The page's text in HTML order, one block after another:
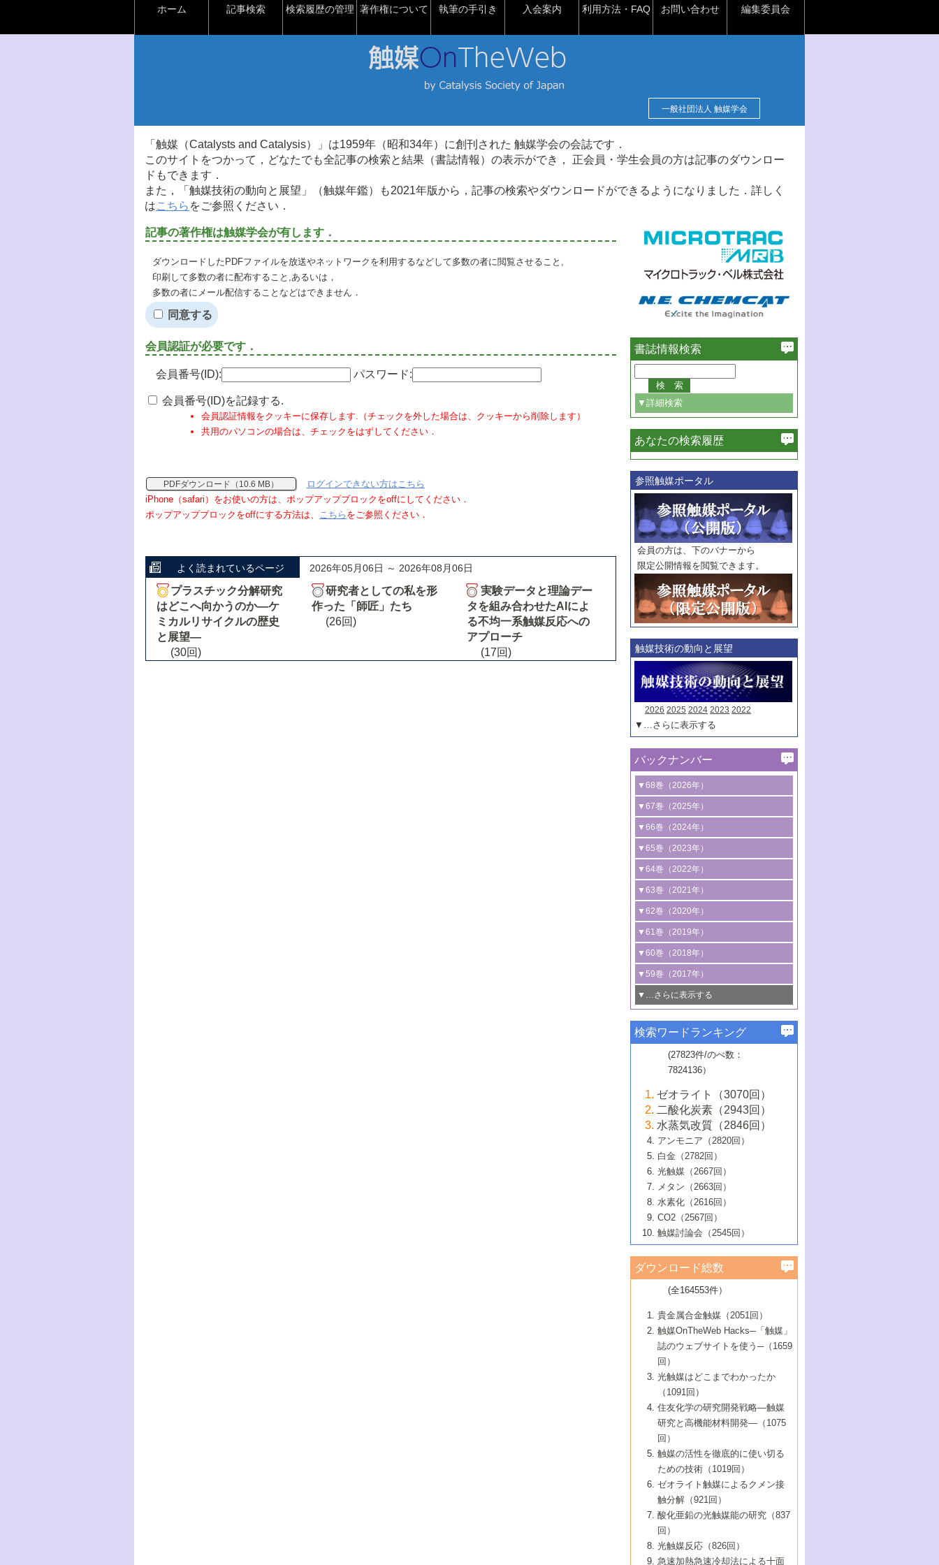
ホーム 記事検索 検索履歴の管理 著作権について 執筆の手引き 入会案内 利用方法・FAQ お問い合わせ 編集委員会
一般社団法人 触媒学会
「触媒（Catalysts and Catalysis）」は1959年（昭和34年）に創刊された 触媒学会の会誌です．
このサイトをつかって，どなたでも全記事の検索と結果（書誌情報）の表示ができ， 正会員・学生会員の方は記事のダウンロー
ドもできます．
また，「触媒技術の動向と展望」（触媒年鑑）も2021年版から，記事の検索やダウンロードができるようになりました．詳しく
はこちら をご参照ください．
記事の著作権は触媒学会が有します．
ダウンロードしたPDFファイルを放送やネットワークを利用するなどして多数の者に閲覧させること,
印刷して多数の者に配布すること,あるいは，
多数の者にメール配信することなどはできません．
同意する
会員認証が必要です．
会員番号(ID): パスワード:
会員番号(ID)を記録する.
会員認証情報をクッキーに保存します.（チェックを外した場合は、クッキーから削除します）
共用のパソコンの場合は、チェックをはずしてください．
PDFダウンロード（10.6 MB）
ログインできない方はこちら
iPhone（safari）をお使いの方は、ポップアップブロックをoffにしてください．
ポップアップブロックをoffにする方法は、 こちら をご参照ください．
よく読まれているページ 2026年05月06日 ～ 2026年08月06日
プラスチック分解研究
はどこへ向かうのか―ケ
ミカルリサイクルの歴史
と展望―
(30回)
研究者としての私を形
作った「師匠」たち
(26回)
実験データと理論デー
タを組み合わせたAIによ
る不均一系触媒反応への
アプローチ
(17回)
書誌情報検索
▼詳細検索
必ず含む
巻・号指定
巻
号
範囲指定
巻
号～
巻
号
触媒年鑑
年度
記事種別
マーク：
マークあり
あなたの検索履歴
参照触媒ポータル
会員の方は、下のバナーから
限定公開情報を閲覧できます。
触媒技術の動向と展望
2026 2025 2024 2023 2022
▼…さらに表示する
バックナンバー
▼68巻（2026年）
1号 過酸化水素合成に関する研究動向
2号 コンピューター技術により加速する
触媒開発
3号 有機分子変換やCO 資源化のための
光触媒に関する最近の研究
B号 第137回触媒討論会（2026年）
▼67巻（2025年）
1号 CO
水素化によるグリーン燃料/グリ
ーンケミカル製造
2号 水素製造のための水分解技術に関す
る最近の研究
3号 オレフィン系樹脂の精密合成に関す
る最新技術
4号 アルコール類の効率的変換を実現す
る非貴金属触媒の研究動向
5号 ゼオライトの合成と応用における研
究動向
6号 ヘテロ接合界面
B号 第135回触媒討論会（2025年）
▼66巻（2024年）
1号 低次元ナノ構造を有する触媒材料
2号 規制反応場を活用した固体触媒研究
の新展開
3号 未踏分子変換を目指した酸化触媒プ
ロセスの最前線
4号 シンクロトロン放射光および中性子
線を利用した触媒解析技術の最先端
5号 単原子触媒
6号 参照触媒委員会からのお知らせ
B号 第133回触媒討論会（2023年）
▼65巻（2023年）
1号 炭素が関わる触媒機能
2号 プラスチックケミカルリサイクルの
ための触媒技術
3号 非酸化物系金属化合物を基盤とした
触媒材料の開発
4号 格子酸素・格子酸素欠陥を利用した
触媒反応
5号 生体触媒によるエネルギー変換反応
6号 窒素とリンの循環のための触媒・機
能性材料
▼64巻（2022年）
1号 合成ガス製造とCOを用いるケミカル
ズ合成の最新動向
2号 化学品合成のための合金触媒開発
3号 CO の排出削減および有効活用のた
めの触媒技術
4号 若手による情報発信企画～とびたて
若き触媒の研究者たち～（1）
若き触媒の研究者たち～（2）
6号 石油のノーブル・ユースを志向した
触媒技術
大学：オンライン・対面開催）
▼63巻（2021年）
1号 金触媒の新展開
2号 ペロブスカイト
3号 特殊反応場を利用した触媒的分子変
換反応
4号 多孔質材料を用いた触媒の新展開
5号 情報学的手法を用いた触媒開発
6号 カーボンニュートラルに向けた電解
技術
B号 第127回触媒討論会（2021年・オン
ライン開催(Zoom)のみ）
▼62巻（2020年）
1号 触媒設計を拓く欠陥構造のキャラク
タリゼーション
2号 機能化学品製造に資するクリーンな
触媒的酸化反応
3号 水処理のための触媒化学
4号 光触媒を用いた水分解の最新の研究
動向
5号 次世代の触媒プロセスを支えるマイ
6号 メタン転換技術の最新動向
B号 第125回触媒討論会（2020年・工学
院大学）
▼61巻（2019年）
1号 物質移動制御に着目した触媒プロセ
ス開発
2号 CO2 フリー水素サプライチェーンに
関わる触媒開発動向
3号 精密高分子合成に関する最近の研究
動向
4号 バイオマス化成品製造のための触媒
5号 固体触媒による含窒素有機化合物変
換の最前線
6号 貴金属使用量低減に向けた自動車排
ガス浄化触媒の開発
B号 第123回触媒討論会（2019年・大阪
▼60巻（2018年）
1号 固体酸触媒の最新の研究動向
2号 二酸化炭素からの有用化学品合成
3号 ナノ粒子・クラスター触媒の最前線
4号 60周年記念企画
5号 進化するゼオライト合成技術
6号 非貴金属系触媒における電気化学的
B号 第121回触媒討論会（2018年・東京
大学）
▼59巻（2017年）
1号 いたるところに，触媒
最先端技術
3号 無機分離膜材料の開発と触媒反応プ
ロセスへの適用
5号 水素のふるまいを解き明かす最先端
研究
6号 低級アルカンの有効利用のための触
媒技術
B号 第119回触媒討論会（2017年・首都
大学東京）
▼…さらに表示する
1号 ユニークな構造の高分子を生み出す触
2号 リグニンからの化成品製造に向けた触
媒技術
3号 触媒研究の最先端～とびたて若き研究
者たち～（1）
4号 触媒研究の最先端～とびたて若き研究
者たち～（2）
5号 触媒研究の最先端～とびたて若き研究
者たち～（3）
6号 イオニクス材料と燃料電池・電解合成
の最新の研究動向
B号 第117回触媒討論会（2016年・大阪府
立大学）
▼57巻（2015年）
1号 水素キャリアにかかわる触媒技術の新
2号 石油精製用触媒の最近の進展
3号 固体酸化物形燃料電池（SOFC）におけ
るアノード触媒上での燃料直接改質技術
4号 コアシェル構造の制御による触媒機能
5号 工業触媒およびその周辺技術の最近の
進歩
6号 ナノシート
B号 第115回触媒討論会（2015年・成蹊大
▼56巻（2014年）
2号 光触媒反応機構に関する最新の研究動
向
開発動向
4号 人工光合成に向けた近年のアプローチ
5号 未利用熱エネルギーの有効活用に貢献
する触媒技術
6号 ポリオキソメタレート
B号 第113回触媒討論会（2014年・ロワジ
ールホテル豊橋）
1号 高耐久性燃料電池システム用触媒にお
ける新展開
2号 リビングラジカル重合の最近の動向
3号 天然ガスの化学工業的展開に関する触
媒技術
4号 貴金属触媒の精密構造制御とその活用
5号 バイオマス化成品製造のための固体触
6号 ナノ空間─吸着状態解析から新機能開拓
B号 第111回触媒討論会（2013年・関西大
▼54巻（2012年）
1号 規則性多孔体の利用技術における最近
の進歩
2号 第109回触媒討論会
3号 貴金属低減技術の最新動向
4号 貴金属代替技術の最新動向
5号 光触媒による物質変換反応の新展開
6号 グラフェン
7号 水素を利用する化成品合成の新潮流
▼53巻（2011年）
1号 金属学から見る合金触媒の新展開
2号 第107回触媒討論会
3号 触媒のその場観察法の進歩（１）
4号 触媒のその場観察法の進歩（２）
5号 不活性結合の触媒的活性化による有機
合成
6号 新しい固体酸触媒技術
7号 ゼオライト合成における最近の進歩
▼52巻（2010年）
1号 触媒の劣化対策と長寿命触媒開発
2号 第105回触媒討論会
3号 ナノ構造が拓く新機能
4号 活性サイトおよびその環境の精密な設
計による触媒の高機能化
5号 触媒を有効に使うための技術
7号 有機分子触媒による精密有機合成
8号 高機能化ポリオレフィンに向けた重合
触媒の最近の進展
1号 炭素材料－熱い注目を集める材料－
2号 第103回触媒討論会
3号 環境浄化用光触媒の現状と課題
4号 水素社会の実現に向けた水素製造・貯
蔵技術の進歩
5号 CO2が関わる触媒・材料
7号 持続可能社会実現のための触媒および
触媒関連技術
▼50巻（2008年）
1号 触媒化学と学会のこの10年，半世紀，
そして未来
2号 第101回触媒討論会
4号 錯体を利用したユニークな表面構造の
構築と機能
5号 若手会員による触媒研究の未来展望1：
企業編
6号 第102回触媒討論会
7号 触媒・化学反応における計算化学の進
8号 若手研究者による触媒研究の未来展望
2：大学・研究所編
▼49巻（2007年）
1号 含フッ素化合物の合成と触媒
2号 第99回触媒討論会
3号 実用的ファインケミカル合成プロセス
を実現する触媒
5号 こんな物質，あんな物質―新たな触媒
の可能性―
7号 『結晶の化学』を活かした触媒研究
8号 イオン液体の応用
▼48巻（2006年）
1号 固体酸触媒の最近の進歩
2号 第97回触媒討論会
3号 リビング重合触媒の最近の展開
5号 水素製造・貯蔵のための触媒技術の新
しい展開
6号 第98回触媒討論会
7号 基礎化学品製造の触媒技術
8号 多機能型リアクター
1号 最近の触媒担体とその効果
2号 第95回触媒討論会
4号 水分解用光触媒材料
5号 時間分解分光の進歩と応用
6号 第96回触媒討論会
8号 超臨界流体を用いた化学プロセスの新
▼46巻（2004年）
1号 部分酸化反応触媒の最前線
2号 第93回触媒討論会
3号 特殊エネルギー場の触媒反応
4号 生体内における金属の触媒作用
5号 ファインケミカルズの展開に寄与する
6号 第94回触媒討論会
7号 サブナノレベルでみた新しい表面現象
8号 オレフィン重合触媒の新たな展
▼45巻（2003年）
1号 なぜこの触媒が良いのか？
2号 第91回触媒討論会
3号 最近の自動車排ガス処理技術
4号 触媒研究の現状と将来─第90回触媒討論
5号 基礎化学品製造の触媒技術
6号 第92回触媒討論会
7号 基礎化学品製造の触媒技術
8号 資源の循環と触媒技術
▼44巻（2002年）
1号 高次制御された触媒の化学
2号 第89回触媒討論会
3号 触媒を利用した電気化学の新展開
4号 ナノ材料の調製と機能化
5号 こんな触媒が欲しい
6号 第90回触媒討論会
7号 触媒研究と学術雑誌/情報
8号 若い世代からみた触媒化学の現状と未
▼43巻（2001年）
1号 グリーンケミストリーと触媒
2号 第87回触媒討論会特集号
3号 生体触媒とバイオプロセス
4号 水素製造・利用の触媒化学
5号 触媒研究における新しい切り口：コン
ビナトリアルケミストリー
6号 第88回触媒討論会特集号
7号 企業における触媒研究のブレークスル
8号 この材料を触媒として使ってみません
▼42巻（2000年）
1号 触媒反応工学の明日を拓く
2号 第85回触媒討論会
3号 反応ダイナミクス
5号 触媒のおもしろさをどのように伝える
6号 第86回触媒討論会
7号 水素化精製触媒の新しい展開
8号 新しい反応性と機能性を目指した金属
クラスタ-化学
▼41巻（1999年）
1号 孔、穴、あな?-特異な空間とその利用-
2号 第83回触媒討論会
3号 均一系触媒反応最前線
4号 実用炭素材料の新展開
5号 研究の方法論を考える
7号 機能性金属材料と触媒
8号 触媒研究へのNMRの応用と展望
▼40巻（1998年）
進展と21世紀への提言/創立40周年記念・触
媒学会この10年の歩みとこれから/創立40周
2号 第81回触媒討論会
3号 計算機触媒化学へのさそい
4号 触媒劣化の制御と予測
5号 最新の実用プロセスと触媒
6号 第82回触媒討論会
1号 均一系と不均一系触媒反応-その特徴と
接点
2号 第79回触媒討論会
3号 最新NO除去触媒の実用化研究
4号 新しい反応場を目指した触媒調製
5号 反応・分離技術の新しい展開
6号 第80回触媒討論会
▼38巻（1996年）
1号 触媒の構造と触媒作用/C1化学を中心と
する21世紀への触媒
3号 オリンピックメダル:金・銀・銅はどん
な触媒作用を示すか
4号 触媒作用における機能の複合化
▼37巻（1995年）
1号 ファインケミカルズと固体触媒
2号 第75回触媒討論会
3号 希土類を利用した触媒
4号 触媒とリサイクル
5号 エネルギー変換触媒
▼36巻（1994年）
1号 電気化学と触媒
2号 第73回触媒討論会
3号 C4化学の展開
4号 《通常号》
▼35巻（1993年）
1号 工業触媒開発マニュアル―探索から工
業化まで
2号 第71回触媒討論会
▼34巻（1992年）
1号 インパクトを与えたこの研究
2号 第69回触媒討論会
▼33巻（1991年）
1号 触媒プロセス開発マニュアル―探索か
▼32巻（1990年）
検索ワードランキング
(27823件/のべ数：
7824136）
ゼオライト（3070回）
二酸化炭素（2943回）
水蒸気改質（2846回）
アンモニア（2820回）
白金（2782回）
光触媒（2667回）
メタン（2663回）
水素化（2616回）
CO2（2567回）
触媒討論会（2545回）
ダウンロード総数
(全164553件）
貴金属合金触媒（2051回）
触媒OnTheWeb Hacks─「触媒」
誌のウェブサイトを使う─（1659
回）
光触媒はどこまでわかったか
（1091回）
住友化学の研究開発戦略―触媒
研究と高機能材料開発―（1075
回）
触媒の活性を徹底的に使い切る
ための技術（1019回）
ゼオライト触媒によるクメン接
触分解（921回）
酸化亜鉛の光触媒能の研究（837
回）
光触媒反応（826回）
急速加熱急速冷却法による十面